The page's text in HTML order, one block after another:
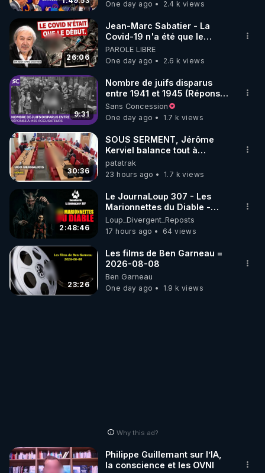
code : REGENERE10
▶ 30 jours gratuit sur l’application de méditation et
de bien-être ENVOL :
Rendez-vous sur https://www.envol.app/code
le code : REGENERE
One day ago
2.4 k views
26:06
Jean-Marc Sabatier - La
Covid-19 n'a été que le
début - L'ARNm & l'ARNm-aa
jusqu où auront-t-il ?
PAROLE LIBRE
One day ago
2.6 k views
9:31
Nombre de juifs disparus
entre 1941 et 1945 (Réponse
à mes accusateurs)
Sans Concession
One day ago
1.7 k views
30:36
SOUS SERMENT, Jérôme
Kerviel balance tout à
l'Assemblée !
patatrak
23 hours ago
1.7 k views
2:48:46
Le JournaLoup 307 - Les
Marionnettes du Diable -
Loup Divergent 2026.08.07
Loup_Divergent_Reposts
17 hours ago
64 views
23:26
Les films de Ben Garneau =
2026-08-08
Ben Garneau
One day ago
1.9 k views
Why this ad?
Philippe Guillemant sur l’IA,
la conscience et les OVNI